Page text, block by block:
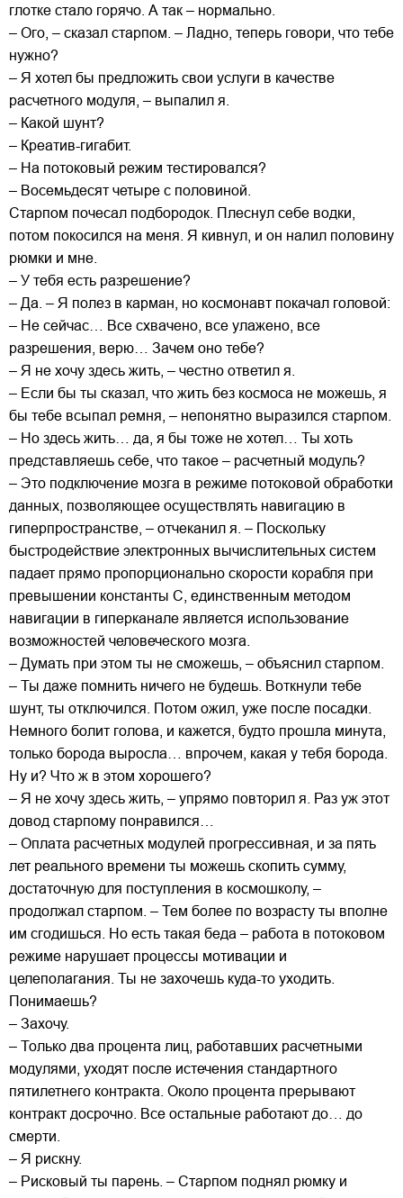
глотке стало горячо. А так – нормально.
– Ого, – сказал старпом. – Ладно, теперь говори, что тебе
нужно?
– Я хотел бы предложить свои услуги в качестве
расчетного модуля, – выпалил я.
– Какой шунт?
– Креатив-гигабит.
– На потоковый режим тестировался?
– Восемьдесят четыре с половиной.
Старпом почесал подбородок. Плеснул себе водки,
потом покосился на меня. Я кивнул, и он налил половину
рюмки и мне.
– У тебя есть разрешение?
– Да. – Я полез в карман, но космонавт покачал головой:
– Не сейчас… Все схвачено, все улажено, все
разрешения, верю… Зачем оно тебе?
– Я не хочу здесь жить, – честно ответил я.
– Если бы ты сказал, что жить без космоса не можешь, я
бы тебе всыпал ремня, – непонятно выразился старпом.
– Но здесь жить… да, я бы тоже не хотел… Ты хоть
представляешь себе, что такое – расчетный модуль?
– Это подключение мозга в режиме потоковой обработки
данных, позволяющее осуществлять навигацию в
гиперпространстве, – отчеканил я. – Поскольку
быстродействие электронных вычислительных систем
падает прямо пропорционально скорости корабля при
превышении константы С, единственным методом
навигации в гиперканале является использование
возможностей человеческого мозга.
– Думать при этом ты не сможешь, – объяснил старпом.
– Ты даже помнить ничего не будешь. Воткнули тебе
шунт, ты отключился. Потом ожил, уже после посадки.
Немного болит голова, и кажется, будто прошла минута,
только борода выросла… впрочем, какая у тебя борода.
Ну и? Что ж в этом хорошего?
– Я не хочу здесь жить, – упрямо повторил я. Раз уж этот
довод старпому понравился…
– Оплата расчетных модулей прогрессивная, и за пять
лет реального времени ты можешь скопить сумму,
достаточную для поступления в космошколу, –
продолжал старпом. – Тем более по возрасту ты вполне
им сгодишься. Но есть такая беда – работа в потоковом
режиме нарушает процессы мотивации и
целеполагания. Ты не захочешь куда-то уходить.
Понимаешь?
– Захочу.
– Только два процента лиц, работавших расчетными
модулями, уходят после истечения стандартного
пятилетнего контракта. Около процента прерывают
контракт досрочно. Все остальные работают до… до
смерти.
– Я рискну.
– Рисковый ты парень. – Старпом поднял рюмку и